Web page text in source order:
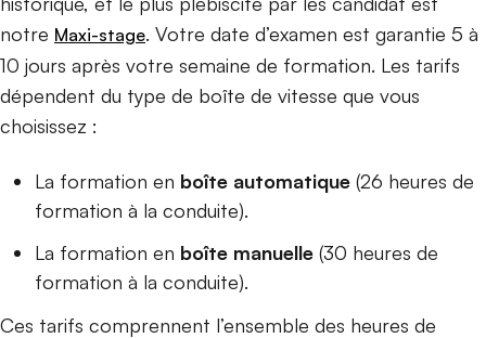
notre Maxi-stage. Votre date d’examen est garantie 5 à
10 jours après votre semaine de formation. Les tarifs
dépendent du type de boîte de vitesse que vous
choisissez :
La formation en boîte automatique (26 heures de
formation à la conduite).
La formation en boîte manuelle (30 heures de
formation à la conduite).
Ces tarifs comprennent l’ensemble des heures de